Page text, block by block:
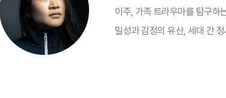
이주, 가족 트라우마를 탐구하
밀성과 감정의 유산, 세대 간